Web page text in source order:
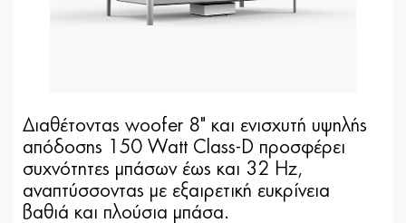
Διαθέτοντας woofer 8" και ενισχυτή υψηλής
απόδοσης 150 Watt Class-D προσφέρει
συχνότητες μπάσων έως και 32 Hz,
αναπτύσσοντας με εξαιρετική ευκρίνεια
βαθιά και πλούσια μπάσα.